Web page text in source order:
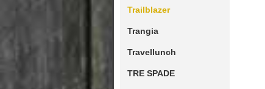
Trailblazer
Trangia
Travellunch
TRE SPADE